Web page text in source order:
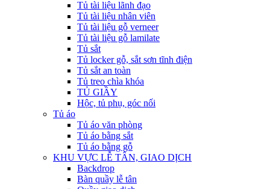
Tủ tài liệu lãnh đạo
Tủ tài liệu nhân viên
Tủ tài liệu gỗ verneer
Tủ tài liệu gỗ lamilate
Tủ sắt
Tủ locker gỗ, sắt sơn tĩnh điện
Tủ sắt an toàn
Tủ treo chìa khóa
TỦ GIẦY
Hộc, tủ phụ, góc nối
Tủ áo
Tủ áo văn phòng
Tủ áo bằng sắt
Tủ áo bằng gỗ
KHU VỰC LỄ TÂN, GIAO DỊCH
Backdrop
Bàn quầy lễ tân